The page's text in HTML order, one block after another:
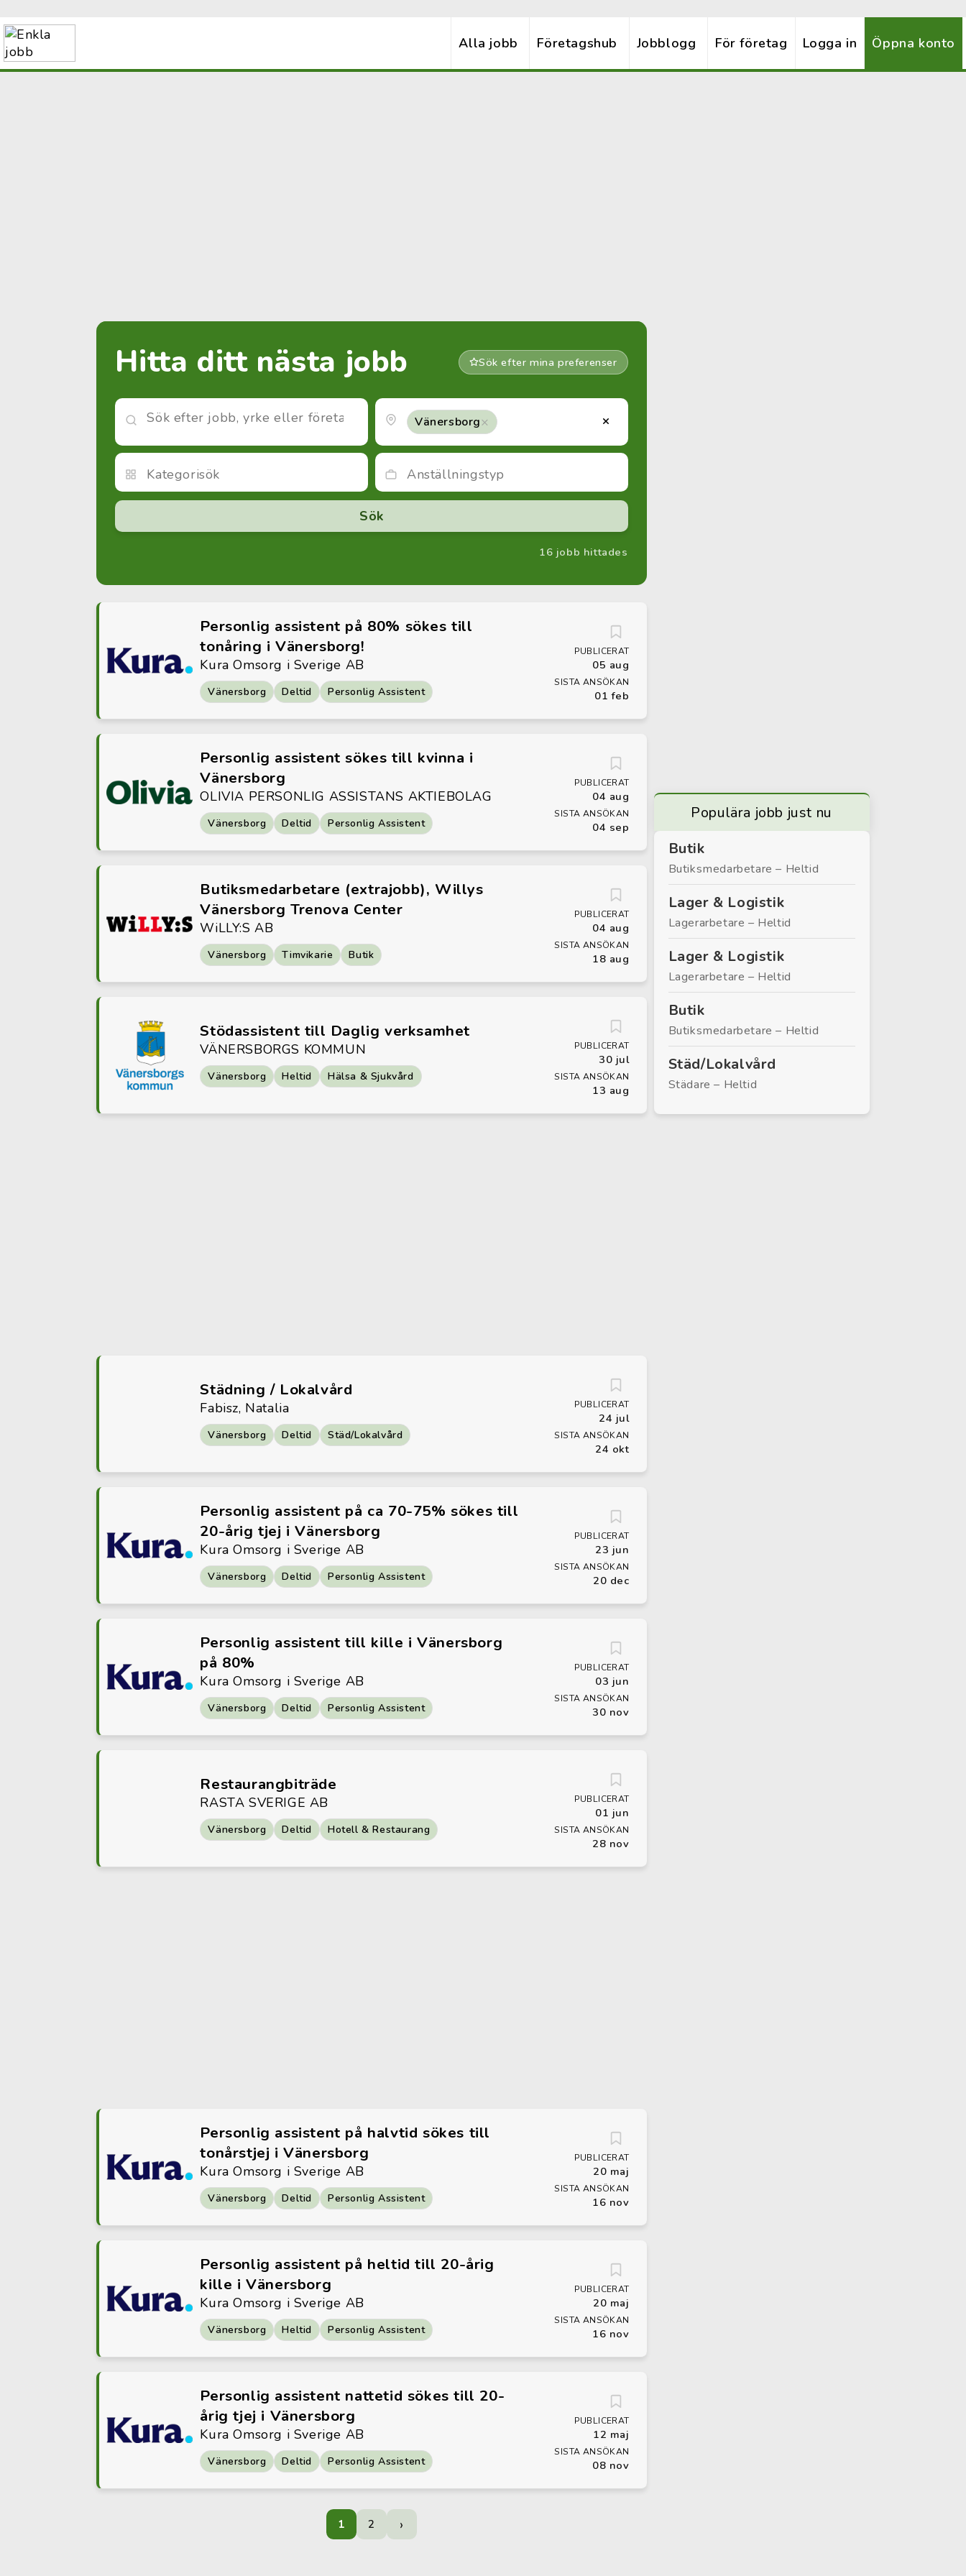
Alla jobb Företagshub Jobblogg För företag Logga in Öppna konto
Hitta ditt nästa jobb Sök efter mina preferenser
×
×
Vänersborg
16 jobb hittades
Personlig assistent på 80% sökes till
tonåring i Vänersborg!
Kura Omsorg i Sverige AB
Vänersborg Deltid Personlig Assistent
PUBLICERAT
05 aug
SISTA ANSÖKAN
01 feb
Personlig assistent sökes till kvinna i
Vänersborg
OLIVIA PERSONLIG ASSISTANS AKTIEBOLAG
Vänersborg Deltid Personlig Assistent
PUBLICERAT
04 aug
SISTA ANSÖKAN
04 sep
Butiksmedarbetare (extrajobb), Willys
Vänersborg Trenova Center
WiLLY:S AB
Vänersborg Timvikarie Butik
PUBLICERAT
04 aug
SISTA ANSÖKAN
18 aug
Stödassistent till Daglig verksamhet
VÄNERSBORGS KOMMUN
Vänersborg Heltid Hälsa & Sjukvård
PUBLICERAT
30 jul
SISTA ANSÖKAN
13 aug
Städning / Lokalvård
Fabisz, Natalia
Vänersborg Deltid Städ/Lokalvård
PUBLICERAT
24 jul
SISTA ANSÖKAN
24 okt
Personlig assistent på ca 70-75% sökes till
20-årig tjej i Vänersborg
Kura Omsorg i Sverige AB
Vänersborg Deltid Personlig Assistent
PUBLICERAT
23 jun
SISTA ANSÖKAN
20 dec
Personlig assistent till kille i Vänersborg
på 80%
Kura Omsorg i Sverige AB
Vänersborg Deltid Personlig Assistent
PUBLICERAT
03 jun
SISTA ANSÖKAN
30 nov
Restaurangbiträde
RASTA SVERIGE AB
Vänersborg Deltid Hotell & Restaurang
PUBLICERAT
01 jun
SISTA ANSÖKAN
28 nov
Personlig assistent på halvtid sökes till
tonårstjej i Vänersborg
Kura Omsorg i Sverige AB
Vänersborg Deltid Personlig Assistent
PUBLICERAT
20 maj
SISTA ANSÖKAN
16 nov
Personlig assistent på heltid till 20-årig
kille i Vänersborg
Kura Omsorg i Sverige AB
Vänersborg Heltid Personlig Assistent
PUBLICERAT
20 maj
SISTA ANSÖKAN
16 nov
Personlig assistent nattetid sökes till 20-
årig tjej i Vänersborg
Kura Omsorg i Sverige AB
Vänersborg Deltid Personlig Assistent
PUBLICERAT
12 maj
SISTA ANSÖKAN
08 nov
1 2 ›
Populära jobb just nu
Butik
Butiksmedarbetare – Heltid
Lager & Logistik
Lagerarbetare – Heltid
Lager & Logistik
Lagerarbetare – Heltid
Butik
Butiksmedarbetare – Heltid
Städ/Lokalvård
Städare – Heltid